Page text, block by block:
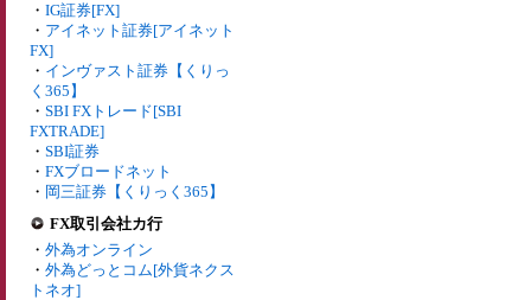
・ IG証券[FX]
・ アイネット証券[アイネット
FX]
・ インヴァスト証券【くりっ
く365】
・ SBI FXトレード[SBI
FXTRADE]
・ SBI証券
・ FXブロードネット
・ 岡三証券【くりっく365】
FX取引会社カ行
・ 外為オンライン
・ 外為どっとコム[外貨ネクス
トネオ]